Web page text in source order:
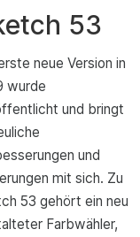
53
neue Version in
wurde
und bringt
und
mit sich. Zu
53 gehört ein neu
Farbwähler,